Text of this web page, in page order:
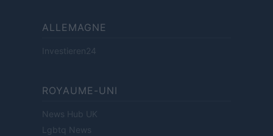
ALLEMAGNE
Investieren24
ROYAUME-UNI
News Hub UK
Lgbtq News